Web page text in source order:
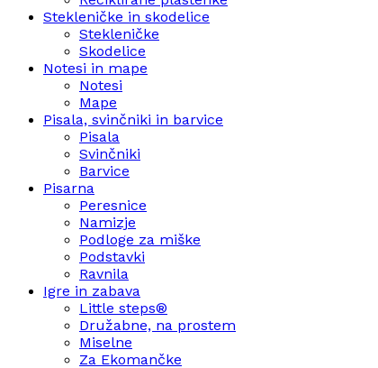
Stekleničke in skodelice
Stekleničke
Skodelice
Notesi in mape
Notesi
Mape
Pisala, svinčniki in barvice
Pisala
Svinčniki
Barvice
Pisarna
Peresnice
Namizje
Podloge za miške
Podstavki
Ravnila
Igre in zabava
Little steps®
Družabne, na prostem
Miselne
Za Ekomančke